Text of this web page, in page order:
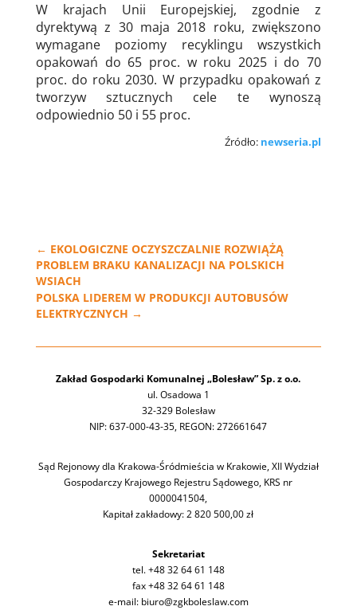
W krajach Unii Europejskiej, zgodnie z
dyrektywą z 30 maja 2018 roku, zwiększono
wymagane poziomy recyklingu wszystkich
opakowań do 65 proc. w roku 2025 i do 70
proc. do roku 2030. W przypadku opakowań z
tworzyw sztucznych cele te wynoszą
odpowiednio 50 i 55 proc.
Źródło: newseria.pl
← EKOLOGICZNE OCZYSZCZALNIE ROZWIĄŻĄ
PROBLEM BRAKU KANALIZACJI NA POLSKICH
WSIACH
POLSKA LIDEREM W PRODUKCJI AUTOBUSÓW
ELEKTRYCZNYCH →
Zakład Gospodarki Komunalnej „Bolesław” Sp. z o.o.
ul. Osadowa 1
32-329 Bolesław
NIP: 637-000-43-35, REGON: 272661647
Sąd Rejonowy dla Krakowa-Śródmieścia w Krakowie, XII Wydział
Gospodarczy Krajowego Rejestru Sądowego, KRS nr
0000041504,
Kapitał zakładowy: 2 820 500,00 zł
Sekretariat
tel. +48 32 64 61 148
fax +48 32 64 61 148
e-mail: biuro@zgkboleslaw.com